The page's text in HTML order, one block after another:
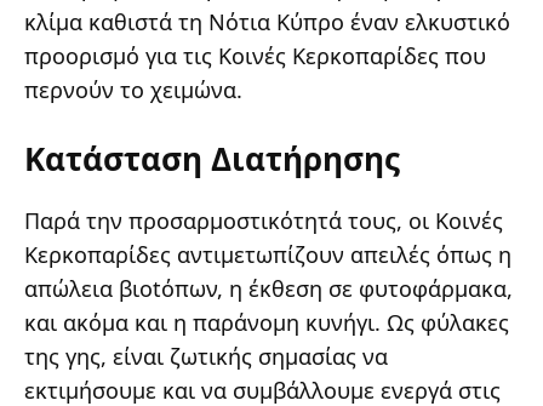
κλίμα καθιστά τη Νότια Κύπρο έναν ελκυστικό
προορισμό για τις Κοινές Κερκοπαρίδες που
περνούν το χειμώνα.
Κατάσταση Διατήρησης
Παρά την προσαρμοστικότητά τους, οι Κοινές
Κερκοπαρίδες αντιμετωπίζουν απειλές όπως η
απώλεια βιotόπων, η έκθεση σε φυτοφάρμακα,
και ακόμα και η παράνομη κυνήγι. Ως φύλακες
της γης, είναι ζωτικής σημασίας να
εκτιμήσουμε και να συμβάλλουμε ενεργά στις